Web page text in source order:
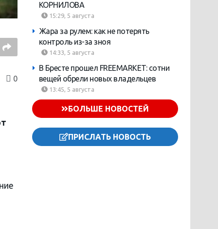
0
КОРНИЛОВА
15:29, 5 августа
Жара за рулем: как не потерять
контроль из-за зноя
14:33, 5 августа
В Бресте прошел FREEMARKET: сотни
вещей обрели новых владельцев
13:45, 5 августа
БОЛЬШЕ НОВОСТЕЙ
ПРИСЛАТЬ НОВОСТЬ